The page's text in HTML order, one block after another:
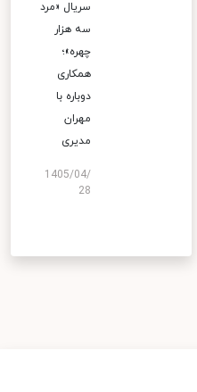
سریال «مرد
سه هزار
چهره»؛
همکاری
دوباره با
مهران
مدیری
1405/04/
28